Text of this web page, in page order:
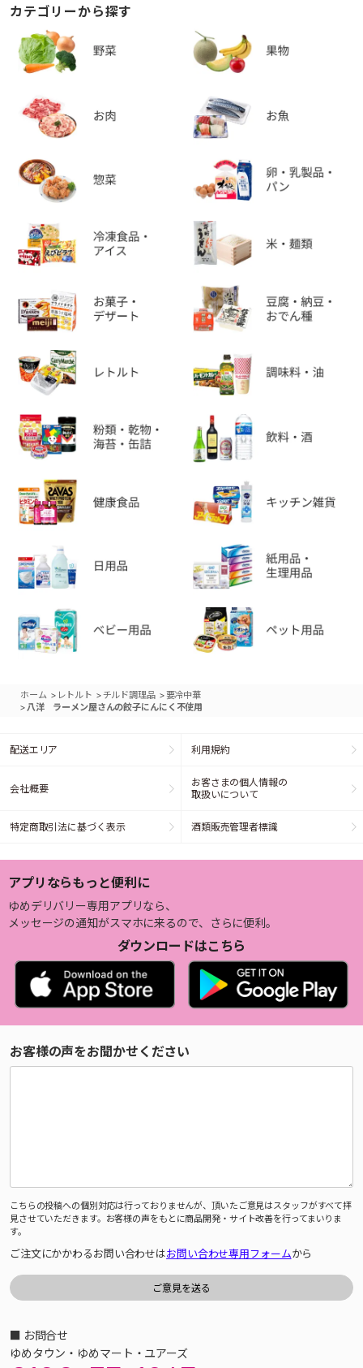
カテゴリーから探す
ホーム > レトルト >チルド調理品 >要冷中華
> 八洋 ラーメン屋さんの餃子にんにく不使用
配送エリア 利用規約
会社概要
お客さまの個人情報の
取扱いについて
特定商取引法に基づく表示 酒類販売管理者標識
アプリならもっと便利に
ゆめデリバリー専用アプリなら、
メッセージの通知がスマホに来るので、さらに便利。
ダウンロードはこちら
お客様の声をお聞かせください
こちらの投稿への個別対応は行っておりませんが、頂いたご意見はスタッフがすべて拝
見させていただきます。お客様の声をもとに商品開発・サイト改善を行ってまいりま
す。
ご注文にかかわるお問い合わせはお問い合わせ専用フォームから
■ お問合せ
ゆめタウン・ゆめマート・ユアーズ